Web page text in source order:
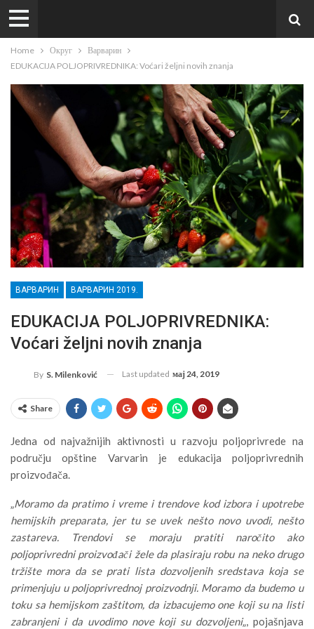
Home Округ
Варварин
EDUKACIJA POLJOPRIVREDNIKA: Voćari željni novih znanja
ВАРВАРИН ВАРВАРИН 2019.
EDUKACIJA POLJOPRIVREDNIKA:
Voćari željni novih znanja
By S. Milenković Last updated мај 24, 2019
Share
Jedna od najvažnijih aktivnosti u razvoju poljoprivrede na
području opštine Varvarin je edukacija poljoprivrednih
proizvođača.
Moramo da pratimo i vreme i trendove kod izbora i upotrebe
hemijskih preparata, jer tu se uvek nešto novo uvodi, nešto
zastareva. Trendovi se moraju pratiti naročito ako
poljoprivredni proizvođači žele da plasiraju robu na neko drugo
tržište mora da se prati lista dozvoljenih sredstava koja se
primenjuju u poljoprivrednoj proizvodnji. Moramo da budemo u
toku sa hemijskom zaštitom, da izbacujemo one koji su na listi
zabranjeni i da uvodimo nove koji su dozvoljeni„, pojašnjava